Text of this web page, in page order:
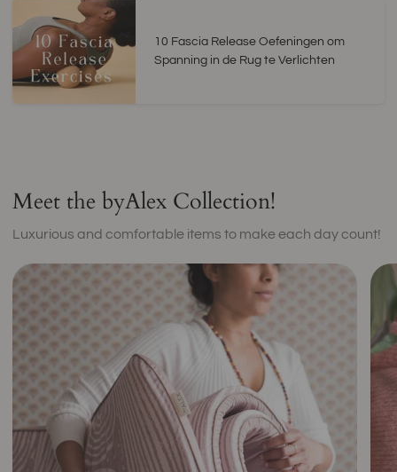
10 Fascia Release Oefeningen om
Spanning in de Rug te Verlichten
Meet the byAlex Collection!
Luxurious and comfortable items to make each day count!